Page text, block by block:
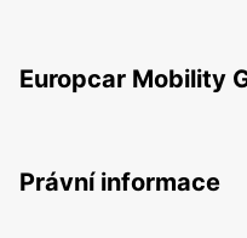
Europcar Mobility
Právní informace